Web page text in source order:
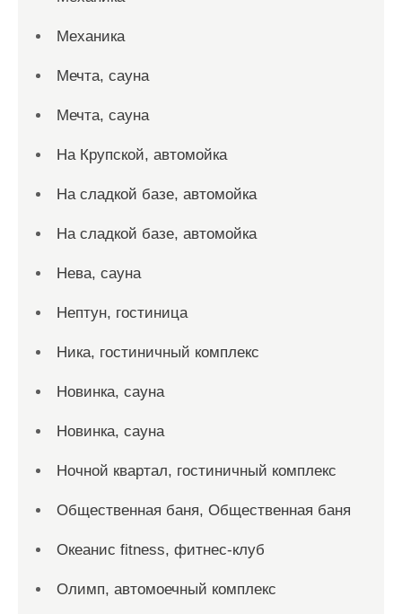
Механика
Мечта, сауна
Мечта, сауна
На Крупской, автомойка
На сладкой базе, автомойка
На сладкой базе, автомойка
Нева, сауна
Нептун, гостиница
Ника, гостиничный комплекс
Новинка, сауна
Новинка, сауна
Ночной квартал, гостиничный комплекс
Общественная баня, Общественная баня
Океанис fitness, фитнес-клуб
Олимп, автомоечный комплекс